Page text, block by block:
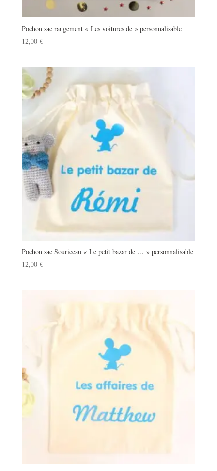
Pochon sac rangement « Les voitures de » personnalisable
12,00 €
Pochon sac Souriceau « Le petit bazar de … » personnalisable
12,00 €